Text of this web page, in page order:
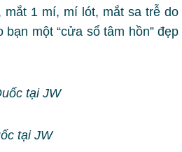
1 mí, mí lót, mắt sa trễ do
một “cửa sổ tâm hồn” đẹp
tại JW
tại JW